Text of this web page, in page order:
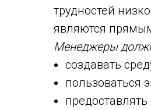
трудностей
являются
Менеджеры
создавать
пользоваться